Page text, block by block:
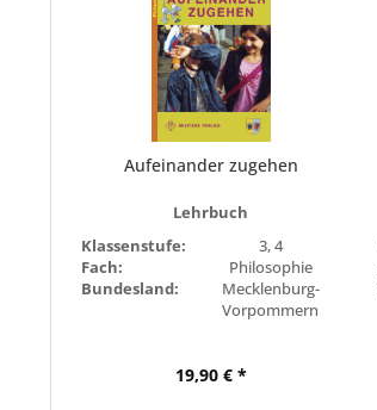
Aufeinander zugehen
Lehrbuch
Klassenstufe:
3, 4
Fach:
Philosophie
Bundesland:
Mecklenburg-
Vorpommern
19,90 € *